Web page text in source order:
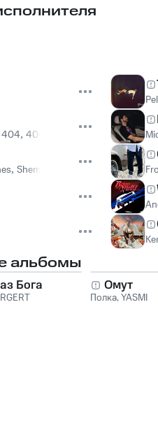
404, 404 Guild Devenny 404,
, Shem G. Darkus Millon,C47eb,
альбомы
Бога Омут
Полка,YASMI